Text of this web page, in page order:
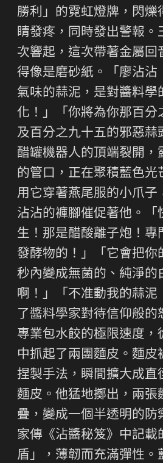
勝利」的霓虹燈牌，閃爍
睛發疼，同時發出警報。
次響起，這次帶著金屬回
得像是磨砂紙。「廖沾沾
氣味的蒜泥，是對醬料學
化！」「你將為你那百分
及百分之九十五的邪惡蒜
醋罐機器人的頂端裂開，
的管口，正在聚積藍色光
用它穿著燕尾服的小爪子
沾沾的褲腳催促著他。「
生！那是醋酸離子炮！專
發酵物的！」「它會把你
秒內變成無菌的、純淨的
啊！」「不准動我的蒜泥
了醬料學家對待信仰般的
專業包水餃的極限速度，
中抓起了兩團麵皮。麵皮
捏製手法，瞬間擴大成直
麵皮。他猛地擲出，兩張
疊，變成一個半透明的防
家傳《沾醬秘笈》中記載
盾」，薄韌而充滿彈性。